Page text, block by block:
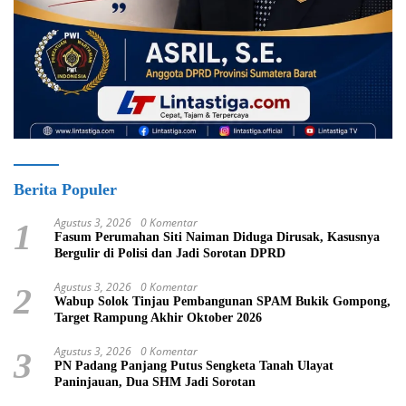
Berita Populer
1 Agustus 3, 2026 0 Komentar
Fasum Perumahan Siti Naiman Diduga Dirusak, Kasusnya
Bergulir di Polisi dan Jadi Sorotan DPRD
2 Agustus 3, 2026 0 Komentar
Wabup Solok Tinjau Pembangunan SPAM Bukik Gompong,
Target Rampung Akhir Oktober 2026
3 Agustus 3, 2026 0 Komentar
PN Padang Panjang Putus Sengketa Tanah Ulayat
Paninjauan, Dua SHM Jadi Sorotan